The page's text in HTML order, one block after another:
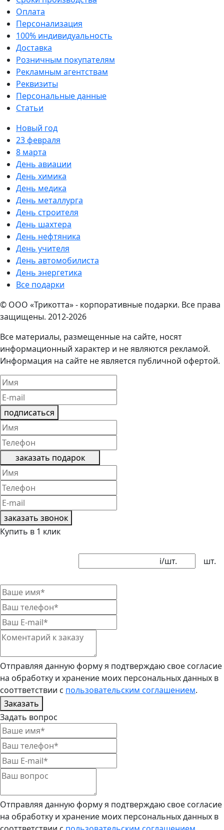
Оплата
Персонализация
100% индивидуальность
Доставка
Розничным покупателям
Рекламным агентствам
Реквизиты
Персональные данные
Статьи
Новый год
23 февраля
8 марта
День авиации
День химика
День медика
День металлурга
День строителя
День шахтера
День нефтяника
День учителя
День автомобилиста
День энергетика
Все подарки
© ООО «Трикотта» - корпоративные подарки. Все права
защищены. 2012-2026
Все материалы, размещенные на сайте, носят
информационный характер и не являются рекламой.
Информация на сайте не является публичной офертой.
подписаться
заказать подарок
заказать звонок
Купить в 1 клик
шт.
i/шт.
Отправляя данную форму я подтверждаю свое согласие
на обработку и хранение моих персональных данных в
сооттветствии с пользовательским соглашением.
Заказать
Задать вопрос
Отправляя данную форму я подтверждаю свое согласие
на обработку и хранение моих персональных данных в